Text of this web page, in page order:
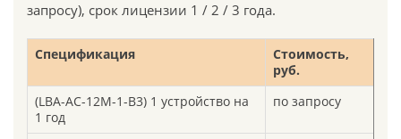
запросу), срок лицензии 1 / 2 / 3 года.
Спецификация
Стоимость,
руб.
(LBA-AC-12M-1-B3) 1 устройство на
1 год
по запросу